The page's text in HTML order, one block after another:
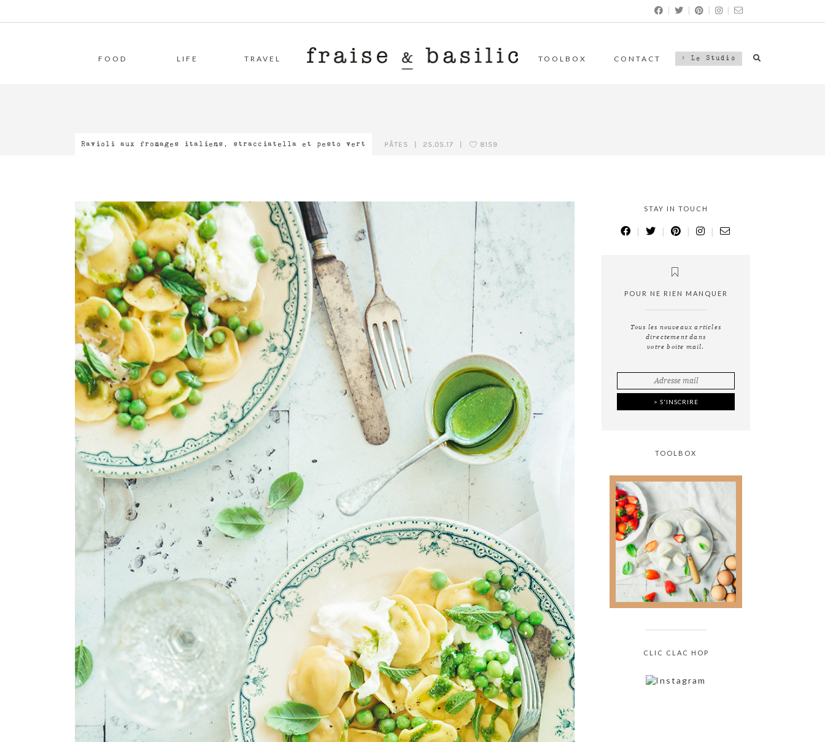
| | | |
FOOD LIFE TRAVEL TOOLBOX CONTACT > Le Studio
Ravioli aux fromages italiens, stracciatella et pesto vert PÂTES 25.05.17 8159
STAY IN TOUCH
| | | |
POUR NE RIEN MANQUER
Tous les nouveaux articles
directement dans
votre boite mail.
TOOLBOX
Tout ce que vous avez
toujours voulu savoir
sur
la photographie
culinaire sans jamais
oser le demander !
CLIC CLAC HOP